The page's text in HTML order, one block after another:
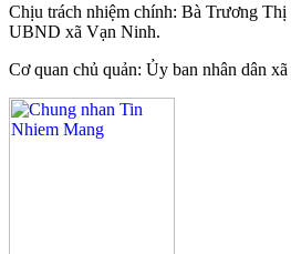
Chịu trách nhiệm chính: Bà Trương
UBND xã Vạn Ninh.
Cơ quan chủ quản: Ủy ban nhân dân